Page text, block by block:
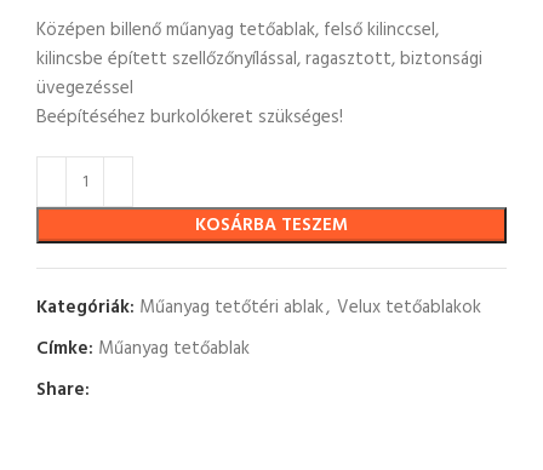
Középen billenő műanyag tetőablak, felső kilinccsel,
kilincsbe épített szellőzőnyílással, ragasztott, biztonsági
üvegezéssel
Beépítéséhez burkolókeret szükséges!
KOSÁRBA TESZEM
Kategóriák: Műanyag tetőtéri ablak, Velux tetőablakok
Címke: Műanyag tetőablak
Share: